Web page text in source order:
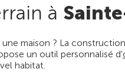
à
maison ? La
un outil personnalisé d'
habitat.